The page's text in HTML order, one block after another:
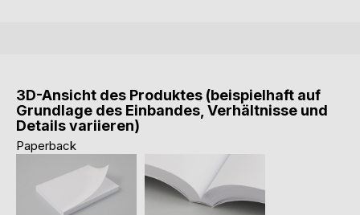
3D-Ansicht des Produktes (beispielhaft auf
Grundlage des Einbandes, Verhältnisse und
Details variieren)
Paperback